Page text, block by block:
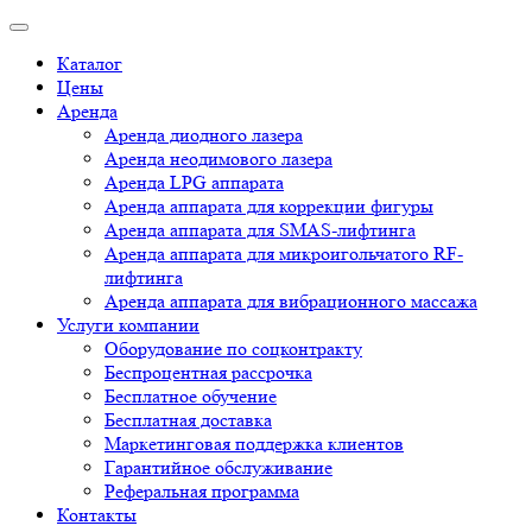
Каталог
Цены
Аренда
Аренда диодного лазера
Аренда неодимового лазера
Аренда LPG аппарата
Аренда аппарата для коррекции фигуры
Аренда аппарата для SMAS-лифтинга
Аренда аппарата для микроигольчатого RF-
лифтинга
Аренда аппарата для вибрационного массажа
Услуги компании
Оборудование по соцконтракту
Беспроцентная рассрочка
Бесплатное обучение
Бесплатная доставка
Маркетинговая поддержка клиентов
Гарантийное обслуживание
Реферальная программа
Контакты